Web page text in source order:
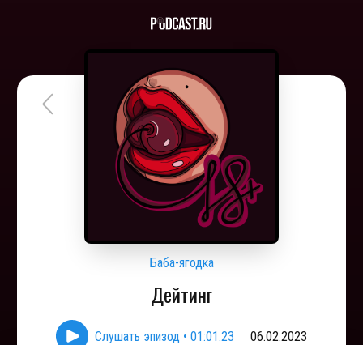
Баба-ягодка
Дейтинг
Слушать эпизод • 01:01:23 06.02.2023